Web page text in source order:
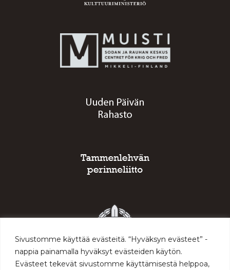
Sivustomme käyttää evästeitä. “Hyväksyn evästeet” -
nappia painamalla hyväksyt evästeiden käytön.
Evästeet tekevät sivustomme käyttämisestä helppoa,